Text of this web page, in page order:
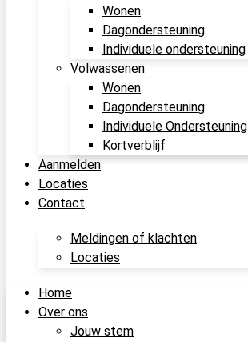
Wonen
Dagondersteuning
Individuele ondersteuning
Volwassenen
Wonen
Dagondersteuning
Individuele Ondersteuning
Kortverblijf
Aanmelden
Locaties
Contact
Meldingen of klachten
Locaties
Home
Over ons
Jouw stem